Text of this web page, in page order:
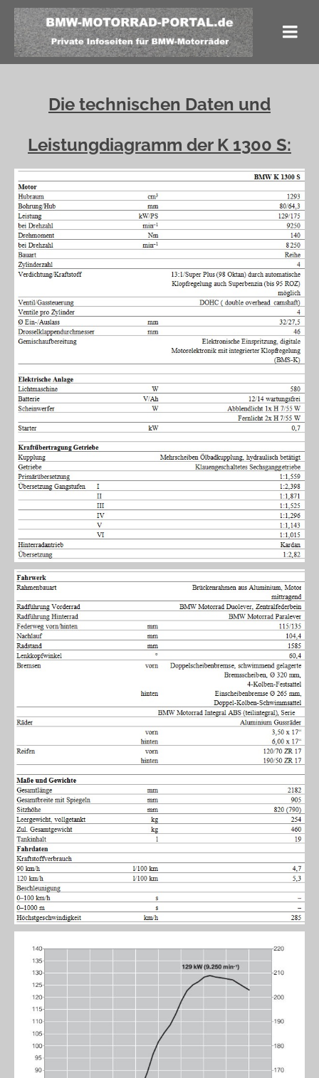
Die technischen Daten und
Leistungdiagramm der K 1300 S: